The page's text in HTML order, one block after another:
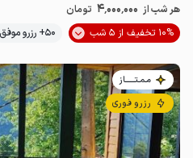
هر شب از 4٬000٬000 تومان
10% تخفیف از 5 شب
50+ رزرو موفق
مـمـتــــــاز
رزرو فوری